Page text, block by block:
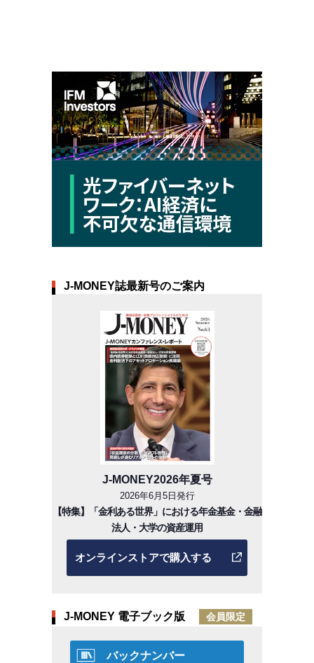
J-MONEY誌最新号のご案内
J-MONEY2026年夏号
2026年6月5日発行
【特集】「金利ある世界」における年金基金・金融
法人・大学の資産運用
オンラインストアで購入する
J-MONEY 電子ブック版 会員限定
バックナンバー